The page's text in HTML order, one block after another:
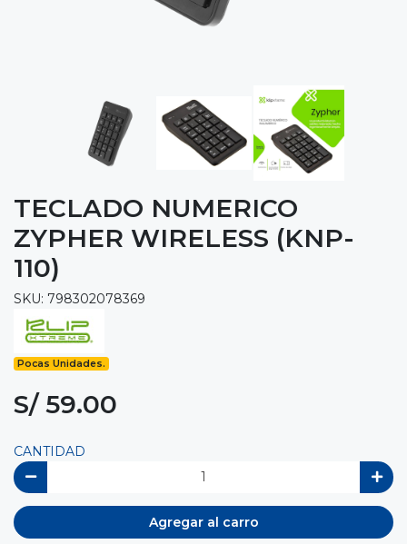
TECLADO NUMERICO
ZYPHER WIRELESS (KNP-
110)
SKU: 798302078369
Pocas Unidades.
S/ 59.00
CANTIDAD
Agregar al carro